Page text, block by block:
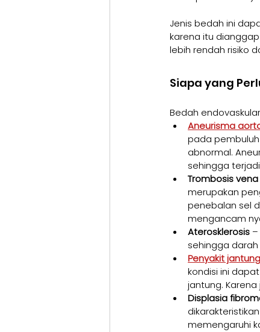
Jenis bedah ini
karena itu
lebih rendah risiko
Siapa yang
Bedah
Aneurisma
pada
abnormal.
sehingga
Trombosis
merupakan
penebalan sel
mengancam
Aterosklerosis
sehingga
Penyakit
kondisi ini
jantung.
Displasia
memengaruhi